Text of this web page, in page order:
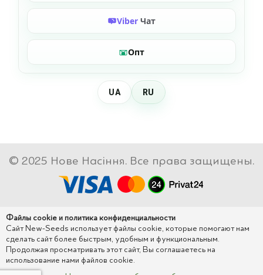
Viber Чат
Опт
UA RU
© 2025 Нове Насіння. Все права защищены.
Файлы cookie и политика конфиденциальности
Сайт New-Seeds использует файлы cookie, которые помогают нам
сделать сайт более быстрым, удобным и функциональным.
Продолжая просматривать этот сайт, Вы соглашаетесь на
использование нами файлов cookie.